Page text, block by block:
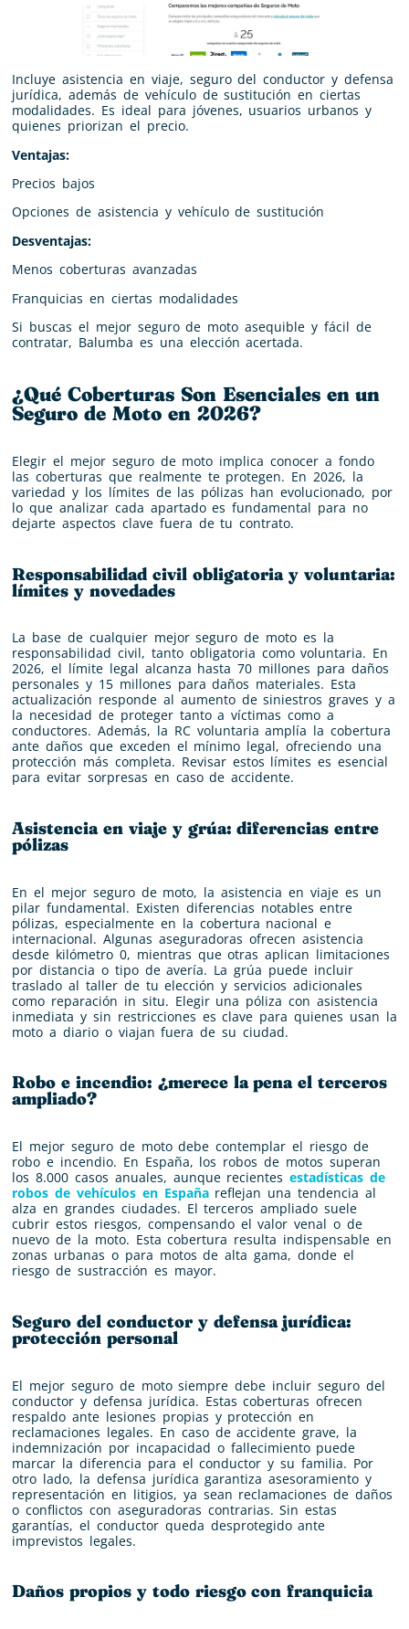
Incluye asistencia en viaje, seguro del conductor y defensa
jurídica, además de vehículo de sustitución en ciertas
modalidades. Es ideal para jóvenes, usuarios urbanos y
quienes priorizan el precio.
Ventajas:
Precios bajos
Opciones de asistencia y vehículo de sustitución
Desventajas:
Menos coberturas avanzadas
Franquicias en ciertas modalidades
Si buscas el mejor seguro de moto asequible y fácil de
contratar, Balumba es una elección acertada.
¿Qué Coberturas Son Esenciales en un
Seguro de Moto en 2026?
Elegir el mejor seguro de moto implica conocer a fondo
las coberturas que realmente te protegen. En 2026, la
variedad y los límites de las pólizas han evolucionado, por
lo que analizar cada apartado es fundamental para no
dejarte aspectos clave fuera de tu contrato.
Responsabilidad civil obligatoria y voluntaria:
límites y novedades
La base de cualquier mejor seguro de moto es la
responsabilidad civil, tanto obligatoria como voluntaria. En
2026, el límite legal alcanza hasta 70 millones para daños
personales y 15 millones para daños materiales. Esta
actualización responde al aumento de siniestros graves y a
la necesidad de proteger tanto a víctimas como a
conductores. Además, la RC voluntaria amplía la cobertura
ante daños que exceden el mínimo legal, ofreciendo una
protección más completa. Revisar estos límites es esencial
para evitar sorpresas en caso de accidente.
Asistencia en viaje y grúa: diferencias entre
pólizas
En el mejor seguro de moto, la asistencia en viaje es un
pilar fundamental. Existen diferencias notables entre
pólizas, especialmente en la cobertura nacional e
internacional. Algunas aseguradoras ofrecen asistencia
desde kilómetro 0, mientras que otras aplican limitaciones
por distancia o tipo de avería. La grúa puede incluir
traslado al taller de tu elección y servicios adicionales
como reparación in situ. Elegir una póliza con asistencia
inmediata y sin restricciones es clave para quienes usan la
moto a diario o viajan fuera de su ciudad.
Robo e incendio: ¿merece la pena el terceros
ampliado?
El mejor seguro de moto debe contemplar el riesgo de
robo e incendio. En España, los robos de motos superan
los 8.000 casos anuales, aunque recientesestadísticas de
robos de vehículos en Españareflejan una tendencia al
alza en grandes ciudades. El terceros ampliado suele
cubrir estos riesgos, compensando el valor venal o de
nuevo de la moto. Esta cobertura resulta indispensable en
zonas urbanas o para motos de alta gama, donde el
riesgo de sustracción es mayor.
Seguro del conductor y defensa jurídica:
protección personal
El mejor seguro de moto siempre debe incluir seguro del
conductor y defensa jurídica. Estas coberturas ofrecen
respaldo ante lesiones propias y protección en
reclamaciones legales. En caso de accidente grave, la
indemnización por incapacidad o fallecimiento puede
marcar la diferencia para el conductor y su familia. Por
otro lado, la defensa jurídica garantiza asesoramiento y
representación en litigios, ya sean reclamaciones de daños
o conflictos con aseguradoras contrarias. Sin estas
garantías, el conductor queda desprotegido ante
imprevistos legales.
Daños propios y todo riesgo con franquicia